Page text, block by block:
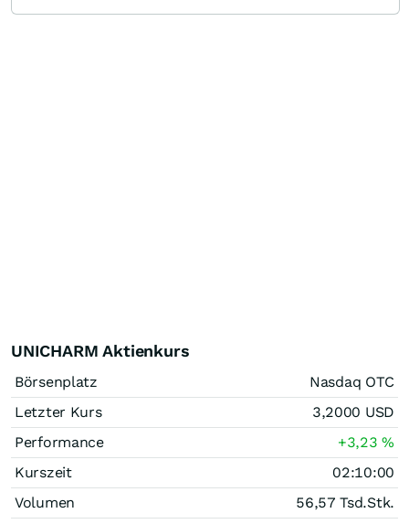
UNICHARM Aktienkurs
Börsenplatz
Nasdaq OTC
Letzter Kurs
3,2000 USD
Performance
+3,23%
Kurszeit
02:10:00
Volumen
56,57 Tsd.Stk.